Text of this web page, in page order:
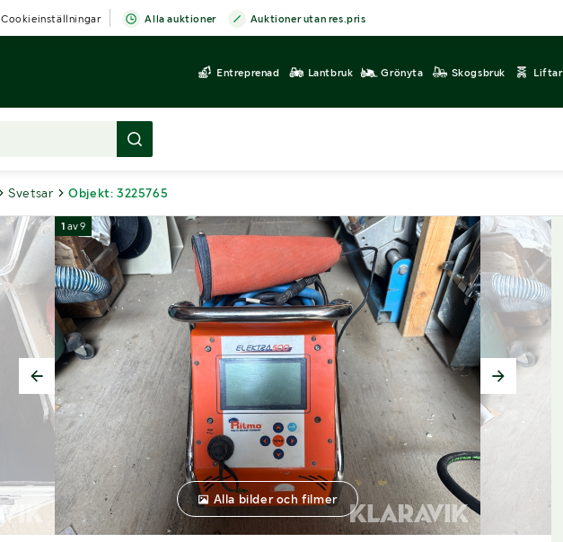
Cookieinställningar Alla auktioner Auktioner utan res.pris
Entreprenad Lantbruk Grönyta Skogsbruk Liftar
Svetsar Objekt: 3225765
1 av9
Alla bilder och filmer